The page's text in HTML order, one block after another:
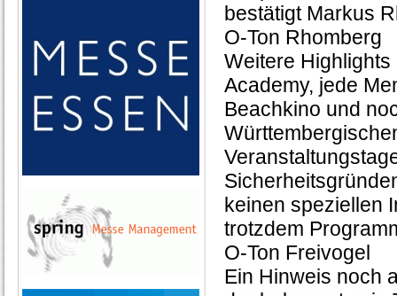
bestätigt Markus
O-Ton Rhomberg
Weitere
Academy, jede
Beachkino und
keinen speziellen
trotzdem
O-Ton Freivogel
Ein Hinweis noch